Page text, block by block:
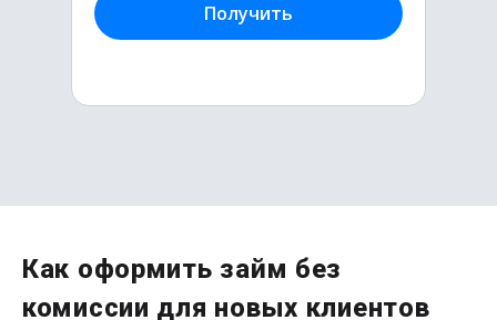
Получить
Сумма до50 000₽
Как оформить займ без
комиссии для новых клиентов